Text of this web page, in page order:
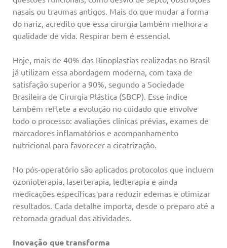
nasais ou traumas antigos. Mais do que mudar a forma
do nariz, acredito que essa cirurgia também melhora a
qualidade de vida. Respirar bem é essencial.
Hoje, mais de 40% das Rinoplastias realizadas no Brasil
já utilizam essa abordagem moderna, com taxa de
satisfação superior a 90%, segundo a Sociedade
Brasileira de Cirurgia Plástica (SBCP). Esse índice
também reflete a evolução no cuidado que envolve
todo o processo: avaliações clínicas prévias, exames de
marcadores inflamatórios e acompanhamento
nutricional para favorecer a cicatrização.
No pós-operatório são aplicados protocolos que incluem
ozonioterapia, laserterapia, ledterapia e ainda
medicações específicas para reduzir edemas e otimizar
resultados. Cada detalhe importa, desde o preparo até a
retomada gradual das atividades.
Inovação que transforma